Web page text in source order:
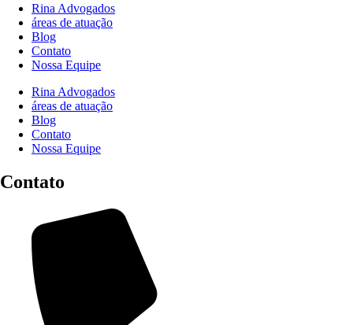
Rina Advogados
áreas de atuação
Blog
Contato
Nossa Equipe
Rina Advogados
áreas de atuação
Blog
Contato
Nossa Equipe
Contato